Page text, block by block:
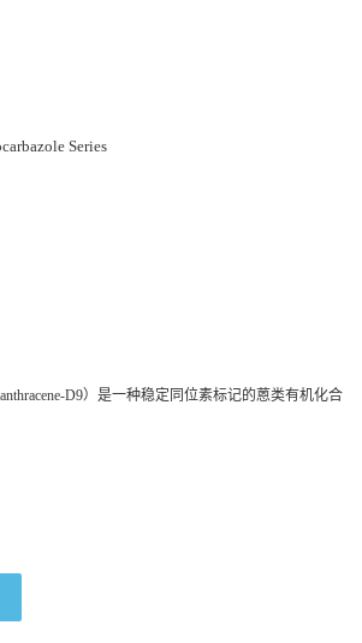
Series
D9）是一种稳定同位素标记的蒽类有机化合